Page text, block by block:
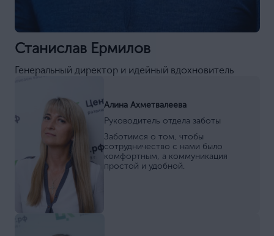
Станислав Ермилов
Генеральный директор и идейный вдохновитель
Алина Ахметвалеева
Руководитель отдела заботы
Заботимся о том, чтобы
сотрудничество с нами было
комфортным, а коммуникация
простой и удобной.